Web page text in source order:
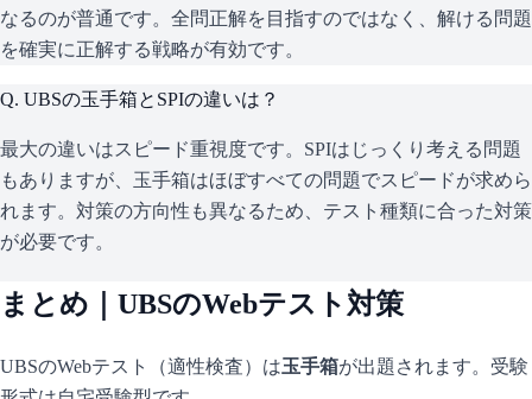
なるのが普通です。全問正解を目指すのではなく、解ける問題
を確実に正解する戦略が有効です。
Q. UBSの玉手箱とSPIの違いは？
最大の違いはスピード重視度です。SPIはじっくり考える問題
もありますが、玉手箱はほぼすべての問題でスピードが求めら
れます。対策の方向性も異なるため、テスト種類に合った対策
が必要です。
まとめ｜ UBSのWebテスト対策
UBSのWebテスト（適性検査）は玉手箱が出題されます。 受験